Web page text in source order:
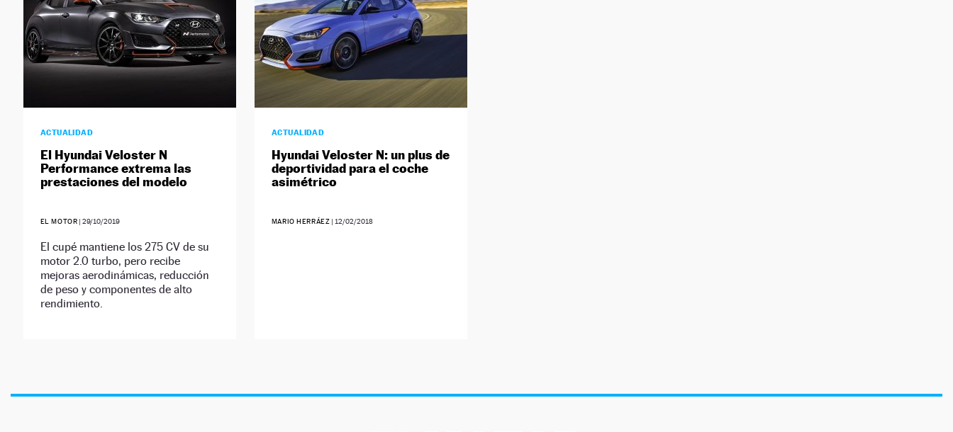
ACTUALIDAD
El Hyundai Veloster N
Performance extrema las
prestaciones del modelo
EL MOTOR |29/10/2019
El cupé mantiene los 275 CV de su
motor 2.0 turbo, pero recibe
mejoras aerodinámicas, reducción
de peso y componentes de alto
rendimiento.
ACTUALIDAD
Hyundai Veloster N: un plus de
deportividad para el coche
asimétrico
MARIO HERRÁEZ | 12/02/2018